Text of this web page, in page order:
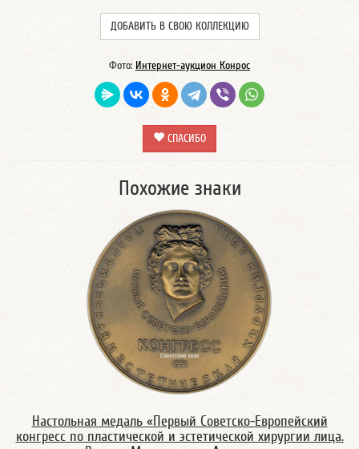
ДОБАВИТЬ В СВОЮ КОЛЛЕКЦИЮ
Фото: Интернет-аукцион Конрос
СПАСИБО
Похожие знаки
Настольная медаль «Первый Советско-Европейский
конгресс по пластической и эстетической хирургии лица.